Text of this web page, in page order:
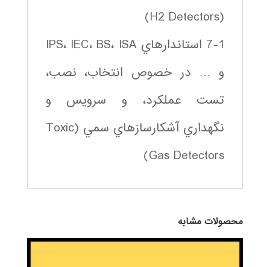
(H2 Detectors)
7-1 استاندارهاي IPS، IEC، BS، ISA
و … در خصوص انتخاب، نصب،
تست عملكرد، و سرويس و
نگهداري آشكارسازهاي سمي (Toxic
Gas Detectors)
محصولات مشابه